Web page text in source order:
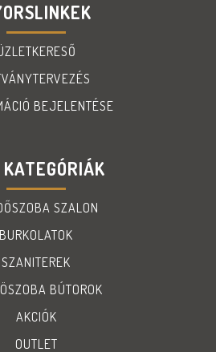
BEJELENTÉSE
SZALON
BURKOLATOK
SZANITEREK
BÚTOROK
AKCIÓK
OUTLET